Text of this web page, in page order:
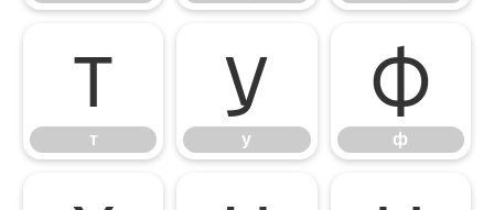
т
т
у
у
ф
ф